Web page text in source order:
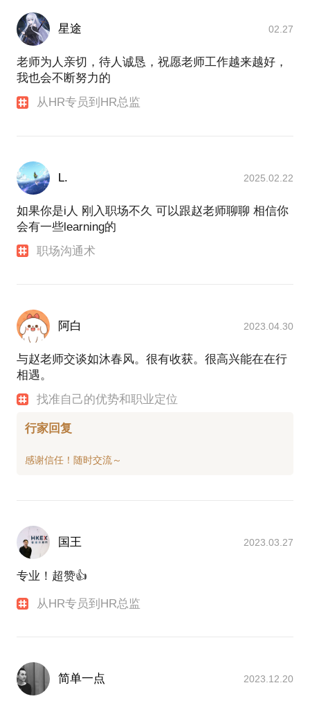
星途 02.27
老师为人亲切，待人诚恳，祝愿老师工作越来越好，
我也会不断努力的
从HR专员到HR总监
L. 2025.02.22
如果你是i人 刚入职场不久 可以跟赵老师聊聊 相信你
会有一些learning的
职场沟通术
阿白 2023.04.30
与赵老师交谈如沐春风。很有收获。很高兴能在在行
相遇。
找准自己的优势和职业定位
行家回复
国王 2023.03.27
专业！超赞👍
从HR专员到HR总监
简单一点 2023.12.20